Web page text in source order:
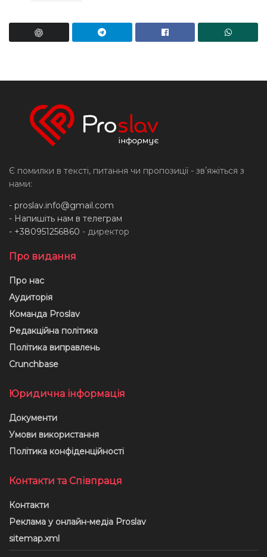
Є помилки в тексті, питання чи пропозиції - звʼяжіться з
нами:
- proslav.info@gmail.com
- Напишіть нам в телеграм
- +380951256860 - директор
Про видання
Про нас
Аудиторія
Команда Proslav
Редакційна політика
Політика виправлень
Crunchbase
Юридична інформація
Документи
Умови використання
Політика конфіденційності
Контакти та Співпраця
Контакти
Реклама у онлайн-медіа Proslav
sitemap.xml